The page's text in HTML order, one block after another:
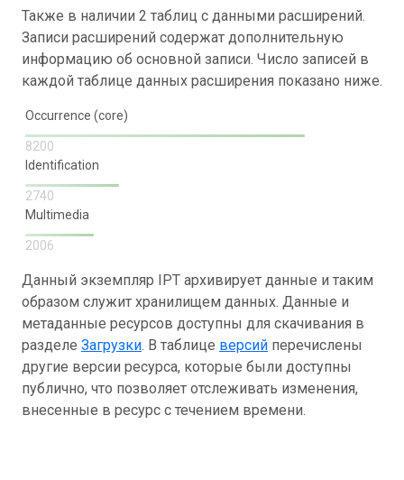
Также в наличии 2 таблиц с данными расширений.
Записи расширений содержат дополнительную
информацию об основной записи. Число записей в
каждой таблице данных расширения показано ниже.
Occurrence (core)
8200
Identification
2740
Multimedia
2006
Данный экземпляр IPT архивирует данные и таким
образом служит хранилищем данных. Данные и
метаданные ресурсов доступны для скачивания в
разделе Загрузки. В таблице версий перечислены
другие версии ресурса, которые были доступны
публично, что позволяет отслеживать изменения,
внесенные в ресурс с течением времени.